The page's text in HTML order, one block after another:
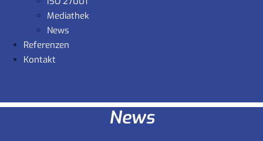
Mediathek
News
Referenzen
Kontakt
News